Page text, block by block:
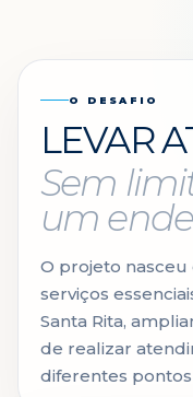
O DESAFIO
LEVAR
Sem
um
O projeto nasceu
serviços
Santa Rita,
de realizar
diferentes